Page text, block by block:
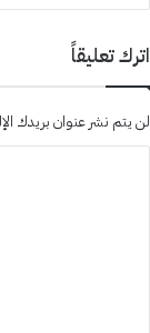
اترك تعليقاً
لن يتم نشر عنوان بريدك